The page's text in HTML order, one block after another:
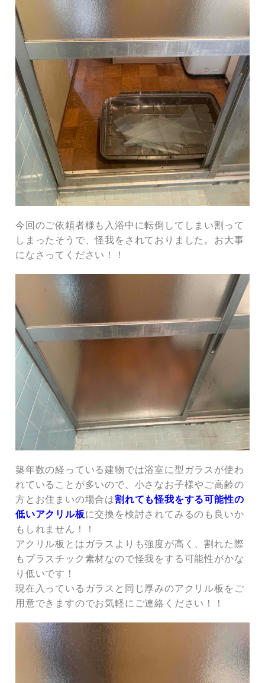
今回のご依頼者様も入浴中に転倒してしまい割って
しまったそうで、怪我をされておりました。お大事
になさってください！！
築年数の経っている建物では浴室に型ガラスが使わ
れていることが多いので、小さなお子様やご高齢の
方とお住まいの場合は割れても怪我をする可能性の
低いアクリル板に交換を検討されてみるのも良いか
もしれません！！
アクリル板とはガラスよりも強度が高く、割れた際
もプラスチック素材なので怪我をする可能性がかな
り低いです！
現在入っているガラスと同じ厚みのアクリル板をご
用意できますのでお気軽にご連絡ください！！